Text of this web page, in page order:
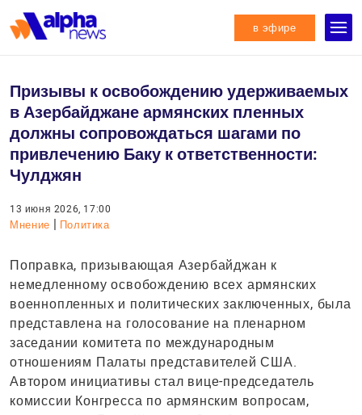
в эфире
Призывы к освобождению удерживаемых
в Азербайджане армянских пленных
должны сопровождаться шагами по
привлечению Баку к ответственности:
Чулджян
13 июня 2026, 17:00
Мнение | Политика
Поправка, призывающая Азербайджан к
немедленному освобождению всех армянских
военнопленных и политических заключенных, была
представлена на голосование на пленарном
заседании комитета по международным
отношениям Палаты представителей США.
Автором инициативы стал вице-председатель
комиссии Конгресса по армянским вопросам,